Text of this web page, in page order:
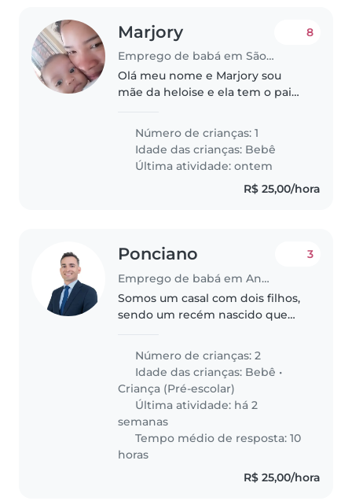
Marjory
Emprego de babá em São Luís
8
Olá meu nome e Marjory sou
mãe da heloise e ela tem o pai
mora na estrada do gapara
sentido jacu meu marido e
moreno e eu também somos
Número de crianças: 1
Idade das crianças: Bebê
Última atividade: ontem
R$ 25,00/hora
Ponciano
Emprego de babá em Anápolis
3
Somos um casal com dois filhos,
sendo um recém nascido que
que gosta de brincar.
Número de crianças: 2
Idade das crianças: Bebê •
Criança (Pré-escolar)
Última atividade: há 2
semanas
Tempo médio de resposta: 10
horas
R$ 25,00/hora